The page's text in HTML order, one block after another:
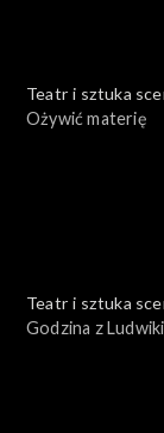
Teatr i sztuka
Ożywić materię
Teatr i sztuka
Godzina z